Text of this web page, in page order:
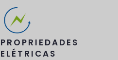
PROPRIEDADES
ELÉTRICAS